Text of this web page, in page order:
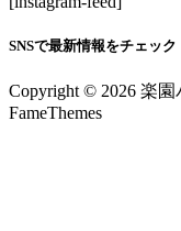
SNSで最新情報をチェック
Copyright © 2026 楽
FameThemes